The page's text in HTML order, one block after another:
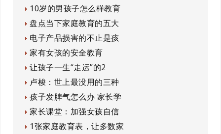
10岁的男孩子怎么样教育
盘点当下家庭教育的五大
电子产品损害的不止是孩
家有女孩的安全教育
让孩子一生“走运”的2
卢梭：世上最没用的三种
孩子发脾气怎么办 家长学
家长课堂：加强女孩自信
1张家庭教育表，让多数家